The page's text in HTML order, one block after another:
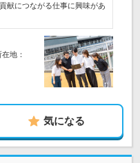
献につながる仕事に興味があ
地：
気になる